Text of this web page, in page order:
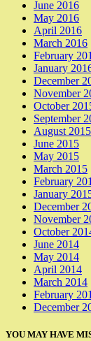
June 2016
May 2016
April 2016
March 2016
February
January
December
November
October
September
August 2015
June 2015
May 2015
March 2015
February
January
December
November
October
June 2014
May 2014
April 2014
March 2014
February
December
YOU MAY HAVE